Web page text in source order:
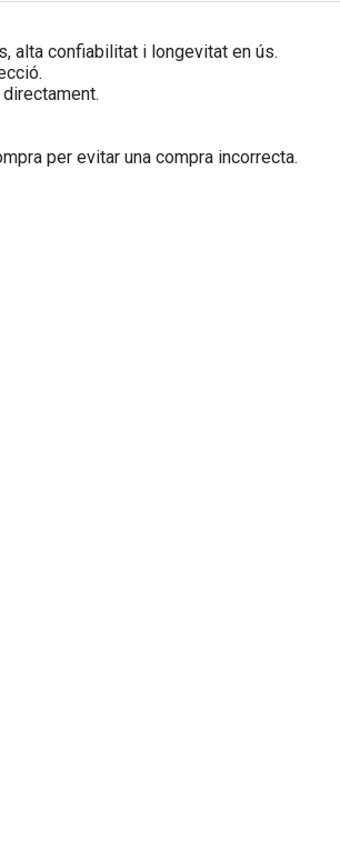
alta confiabilitat i longevitat en ús.
per evitar una compra incorrecta.